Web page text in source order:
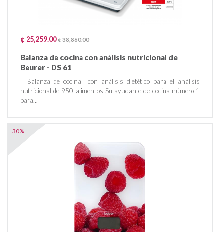
¢ 25,259.00¢ 38,860.00
Balanza de cocina con análisis nutricional de
Beurer - DS 61
Balanza de cocina con análisis dietético para el análisis
nutricional de 950 alimentos Su ayudante de cocina número 1
para...
30%